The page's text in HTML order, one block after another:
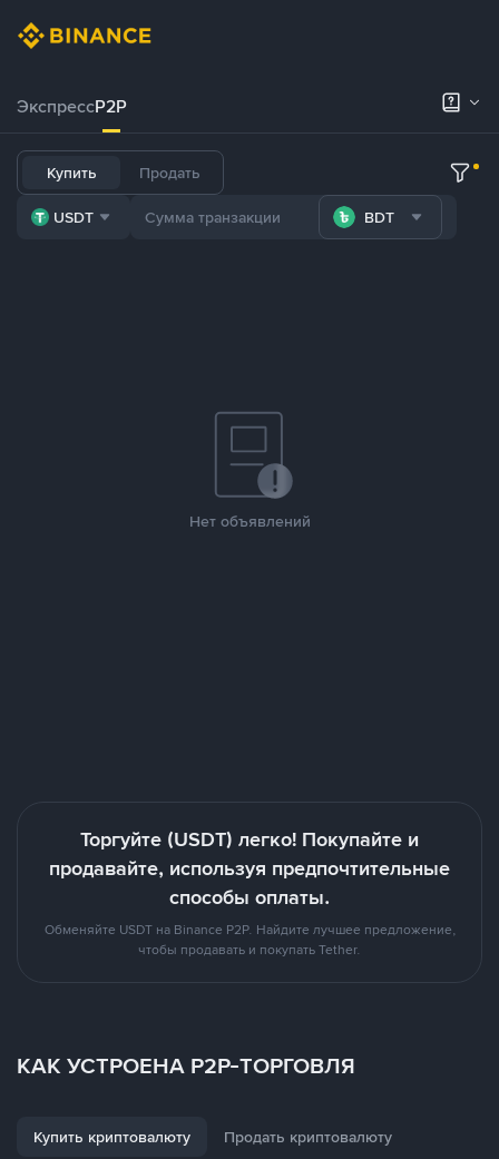
ЭкспрессP2P
Купить Продать
USDT BDT
Нет объявлений
Торгуйте (USDT) легко! Покупайте и
продавайте, используя предпочтительные
способы оплаты.
Обменяйте USDT на Binance P2P. Найдите лучшее предложение,
чтобы продавать и покупать Tether.
КАК УСТРОЕНА P2P-ТОРГОВЛЯ
Купить криптовалюту Продать криптовалюту